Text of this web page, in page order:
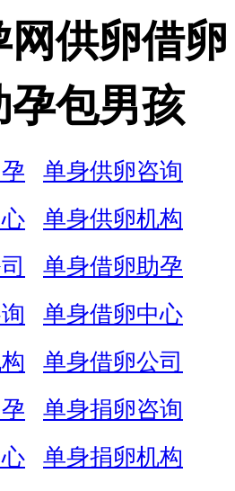
供卵借卵
孕包男孩
单身供卵咨询
单身供卵机构
单身借卵助孕
单身借卵中心
单身借卵公司
单身捐卵咨询
单身捐卵机构